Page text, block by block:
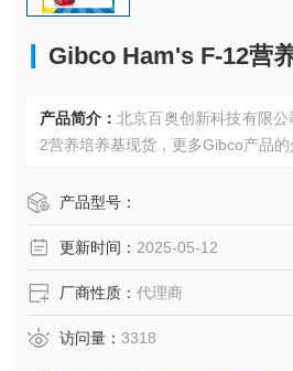
Gibco Ham's F-12营
产品简介： 北京百奥创新科技有限
2营养培养基现货，更多Gibco产品的
产品型号：
更新时间： 2025-05-12
厂商性质： 代理商
访问量： 3318